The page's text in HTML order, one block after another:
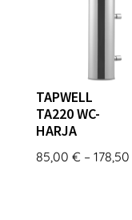
TAPWELL
TA220 WC-
HARJA
85,00 € – 178,50